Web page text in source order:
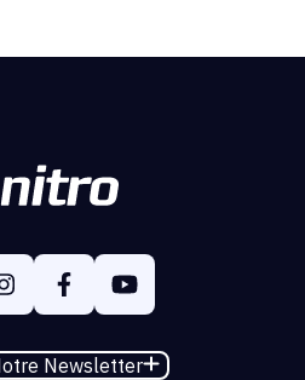
Newsletter